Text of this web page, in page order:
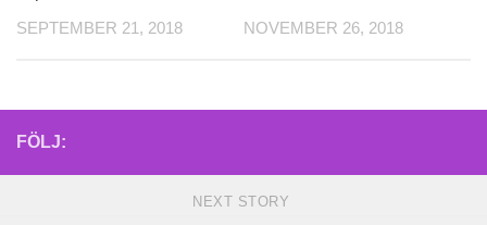
SEPTEMBER 21, 2018 NOVEMBER 26, 2018
FÖLJ:
NEXT STORY